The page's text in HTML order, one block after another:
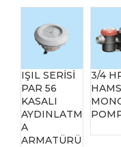
IŞIL SERİSİ
PAR 56
KASALI
AYDINLATM
A
ARMATÜRÜ
3/4